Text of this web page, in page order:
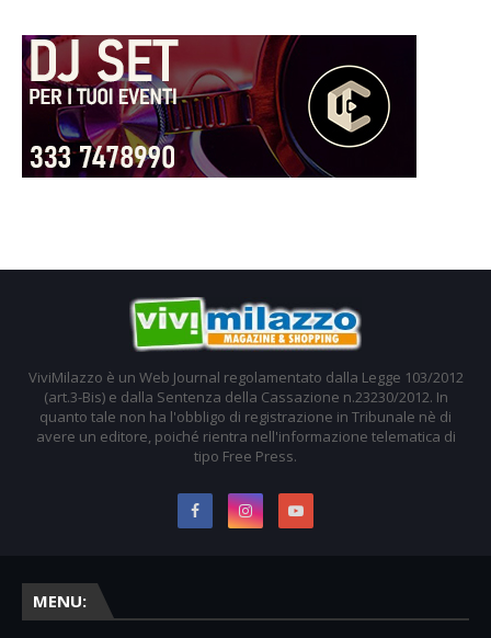
ViviMilazzo è un Web Journal regolamentato dalla Legge 103/2012
(art.3-Bis) e dalla Sentenza della Cassazione n.23230/2012. In
quanto tale non ha l'obbligo di registrazione in Tribunale nè di
avere un editore, poiché rientra nell'informazione telematica di
tipo Free Press.
MENU: